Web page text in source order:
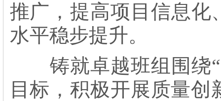
推广，提高项目信息化
水平稳步提升。
铸就卓越班组围绕“
目标，积极开展质量